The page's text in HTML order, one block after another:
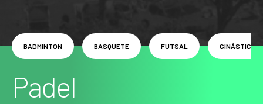
Padel
BADMINTON BASQUETE FUTSAL GINÁSTICA